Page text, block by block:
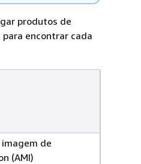
produtos de
encontrar cada
de
(AMI)